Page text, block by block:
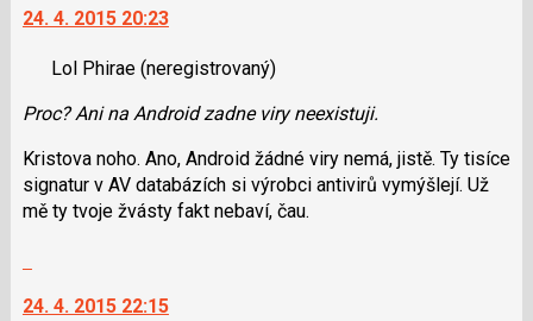
P
předchozí
názor
další
názor.
navigaci
lze
použít
i
následující
24. 4. 2015 20:23
Lol Phirae (neregistrovaný)
Proc? Ani na Android zadne viry neexistuji.
Kristova noho. Ano, Android žádné viry nemá, jistě. Ty tisíce
signatur v AV databázích si výrobci antivirů vymýšlejí. Už
mě ty tvoje žvásty fakt nebaví, čau.
další
24. 4. 2015 22:15